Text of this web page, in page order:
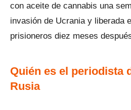
con aceite de cannabis una
invasión de Ucrania y liberada
prisioneros diez meses
Quién es el periodista
Rusia